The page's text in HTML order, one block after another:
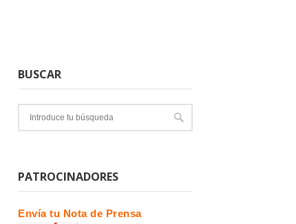
BUSCAR
PATROCINADORES
Envía tu Nota de Prensa